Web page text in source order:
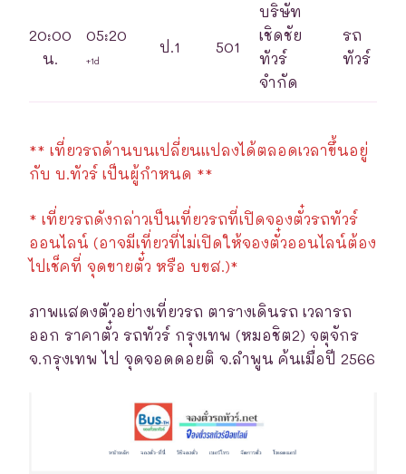
20:00
น.
05:20
+1d
ป.1 501
บริษัท
เชิดชัย
ทัวร์
จำกัด
รถ
ทัวร์
** เที่ยวรถด้านบนเปลี่ยนแปลงได้ตลอดเวลาขึ้นอยู่
กับ บ.ทัวร์ เป็นผู้กำหนด **
* เที่ยวรถดังกล่าวเป็นเที่ยวรถที่เปิดจองตั๋วรถทัวร์
ออนไลน์ (อาจมีเที่ยวที่ไม่เปิดให้จองตั๋วออนไลน์ต้อง
ไปเช็คที่ จุดขายตั๋ว หรือ บขส.)*
ภาพแสดงตัวอย่างเที่ยวรถ ตารางเดินรถ เวลารถ
ออก ราคาตั๋ว รถทัวร์ กรุงเทพ (หมอชิต2) จตุจักร
จ.กรุงเทพ ไป จุดจอดดอยติ จ.ลำพูน ค้นเมื่อปี 2566